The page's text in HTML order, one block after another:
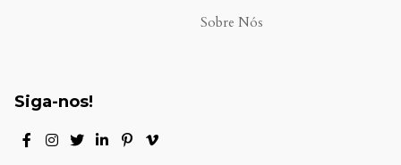
Sobre Nós
Siga-nos!